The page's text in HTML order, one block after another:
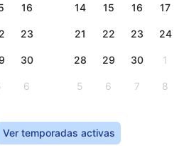
16
23
30
6
14 15 16 17
21 22 23 24
28 29 30 1
5 6 7 8
Ver temporadas activas